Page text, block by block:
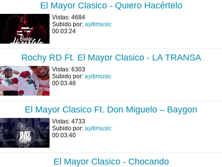
El Mayor Clasico - Quiero Hacértelo
Vistas: 4684
Subido por: ayitimusic
00:03:24
Rochy RD Ft. El Mayor Clasico - LA TRANSA
Vistas: 6303
Subido por: ayitimusic
00:03:48
El Mayor Clasico Ft. Don Miguelo – Baygon
Vistas: 4733
Subido por: ayitimusic
00:03:40
El Mayor Clasico - Chocando